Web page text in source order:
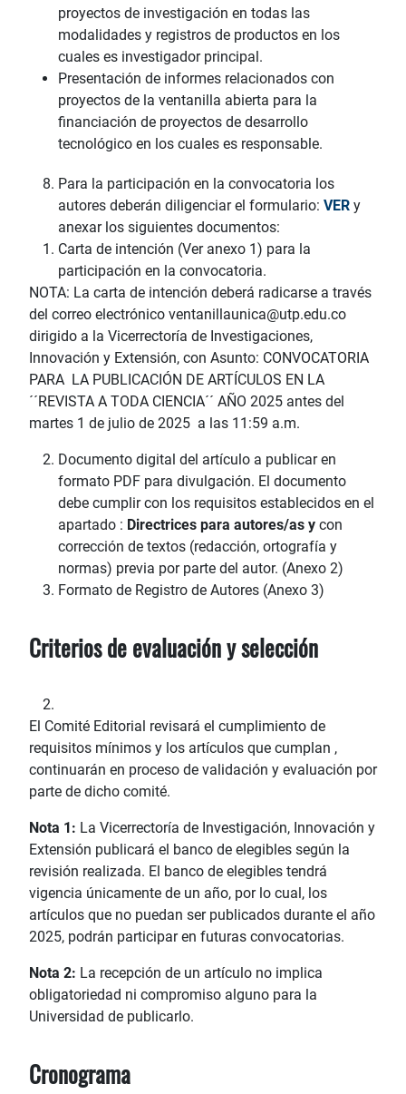
proyectos de investigación en todas las
modalidades y registros de productos en los
cuales es investigador principal.
Presentación de informes relacionados con
proyectos de la ventanilla abierta para la
financiación de proyectos de desarrollo
tecnológico en los cuales es responsable.
Para la participación en la convocatoria los
autores deberán diligenciar el formulario: VER y
anexar los siguientes documentos:
Carta de intención (Ver anexo 1) para la
participación en la convocatoria.
NOTA: La carta de intención deberá radicarse a través
del correo electrónico ventanillaunica@utp.edu.co
dirigido a la Vicerrectoría de Investigaciones,
Innovación y Extensión, con Asunto: CONVOCATORIA
PARA LA PUBLICACIÓN DE ARTÍCULOS EN LA
´´REVISTA A TODA CIENCIA´´ AÑO 2025 antes del
martes 1 de julio de 2025 a las 11:59 a.m.
Documento digital del artículo a publicar en
formato PDF para divulgación. El documento
debe cumplir con los requisitos establecidos en el
apartado : Directrices para autores/as y con
corrección de textos (redacción, ortografía y
normas) previa por parte del autor. (Anexo 2)
Formato de Registro de Autores (Anexo 3)
Criterios de evaluación y selección
El Comité Editorial revisará el cumplimiento de
requisitos mínimos y los artículos que cumplan ,
continuarán en proceso de validación y evaluación por
parte de dicho comité.
Nota 1: La Vicerrectoría de Investigación, Innovación y
Extensión publicará el banco de elegibles según la
revisión realizada. El banco de elegibles tendrá
vigencia únicamente de un año, por lo cual, los
artículos que no puedan ser publicados durante el año
2025, podrán participar en futuras convocatorias.
Nota 2: La recepción de un artículo no implica
obligatoriedad ni compromiso alguno para la
Universidad de publicarlo.
Cronograma